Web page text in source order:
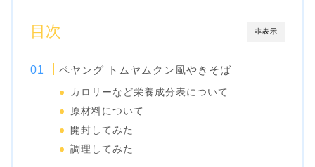
非表示
目次
ペヤング トムヤムクン風やきそば
カロリーなど栄養成分表について
原材料について
開封してみた
調理してみた